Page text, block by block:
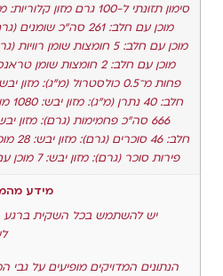
מוכן עם חלב: 2 חומצות
פירות סוכר (גרם): מזון יבש: 7 מוכן עם מים: 4.25 מוכן עם חלב: 4.75
מידע
יש להשתמש בכל השקית ברגע
הנתונים המדויקים מופיעים על גבי